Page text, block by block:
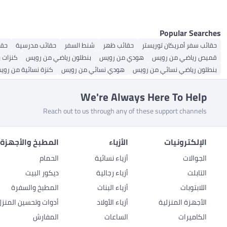
Popular Searches
حقائب سفر أمريكان توريستر حقائب ظهر شنط السفر حقائب مدرسية
قميص رياضي من رويس
هودي من رويس بنطلون رياضي من رويس
بنطلون رياضي نسائي من رويس
هودي نسائي من رويس كنزة نسائية من
We're Always Here To Help
Reach out to us through any of these support channels
الإلكترونيات
الجوالات
التابلت
اللابتوبات
الأجهزة المنزلية
الكاميرات
الأزياء
أزياء نسائية
أزياء رجالية
أزياء البنات
أزياء الأولاد
الساعات
المطبخ
الحمام
ديكور البيت
المطبخ والسفرة
أدوات وتحسين
المفارش